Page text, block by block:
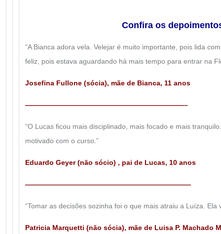
Confira os
“A Bianca adora vela. Velejar é muito importante, pois lida
feliz, pois estava aguardando há mais tempo para entrar na
Josefina Fullone (sócia), mãe de Bianca, 11 anos
———————————————————————–
“O Lucas ficou mais disciplinado, mais focado e mais
motivado com o curso.”
Eduardo Geyer (não sócio) , pai de Lucas, 10 anos
————————————————————————
“Tomar as decisões sozinha foi o que mais atraiu a Luíza. Ela
Patricia Marquetti (não sócia), mãe de Luisa P. Machado